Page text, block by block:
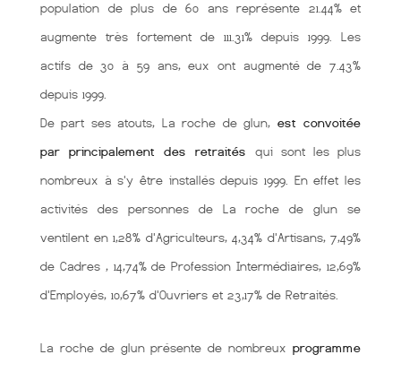
population de plus de 60 ans représente 21.44% et
augmente très fortement de 111.31% depuis 1999. Les
actifs de 30 à 59 ans, eux ont augmenté de 7.43%
depuis 1999.
De part ses atouts, La roche de glun, est convoitée
par principalement des retraités qui sont les plus
nombreux à s'y être installés depuis 1999. En effet les
activités des personnes de La roche de glun se
ventilent en 1,28% d'Agriculteurs, 4,34% d'Artisans, 7,49%
de Cadres , 14,74% de Profession Intermédiaires, 12,69%
d'Employés, 10,67% d'Ouvriers et 23,17% de Retraités.
La roche de glun présente de nombreux programme